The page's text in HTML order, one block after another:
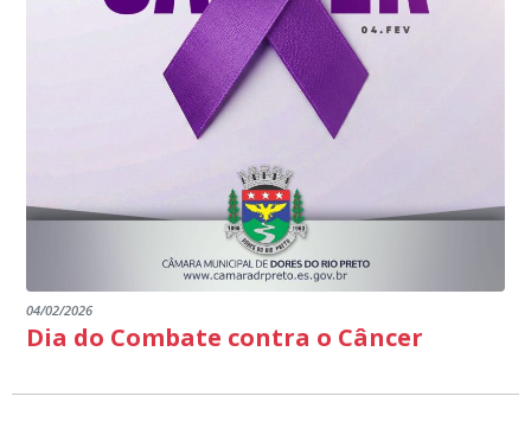
04/02/2026
Dia do Combate contra o Câncer